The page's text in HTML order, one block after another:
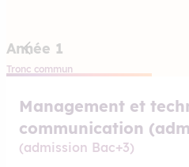
Année 1
Tronc commun
Management et
communication
(admission Bac+3)